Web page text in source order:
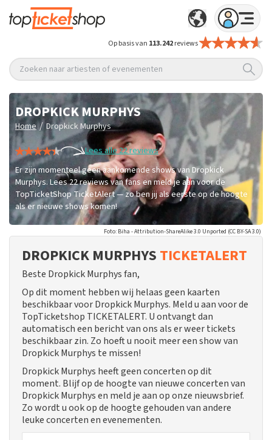
Op basis van 113.242reviews
Zoeken naar artiesten of evenementen
DROPKICK MURPHYS
Home / Dropkick Murphys
Lees alle 22 reviews
Er zijn momenteel geen aankomende shows van Dropkick
Murphys. Lees 22 reviews van fans en meld je aan voor de
TopTicketShop TicketAlert — zo ben jij als eerste op de hoogte
als er nieuwe shows komen!
Foto: Biha - Attribution-ShareAlike 3.0 Unported (CC BY-SA 3.0)
DROPKICK MURPHYS TICKETALERT
Beste Dropkick Murphys fan,
Op dit moment hebben wij helaas geen kaarten
beschikbaar voor Dropkick Murphys. Meld u aan voor de
TopTicketshop TICKETALERT. U ontvangt dan
automatisch een bericht van ons als er weer tickets
beschikbaar zin. Zo hoeft u nooit meer een show van
Dropkick Murphys te missen!
Dropkick Murphys heeft geen concerten op dit
moment. Blijf op de hoogte van nieuwe concerten van
Dropkick Murphys en meld je aan op onze nieuwsbrief.
Zo wordt u ook op de hoogte gehouden van andere
leuke concerten en evenementen.